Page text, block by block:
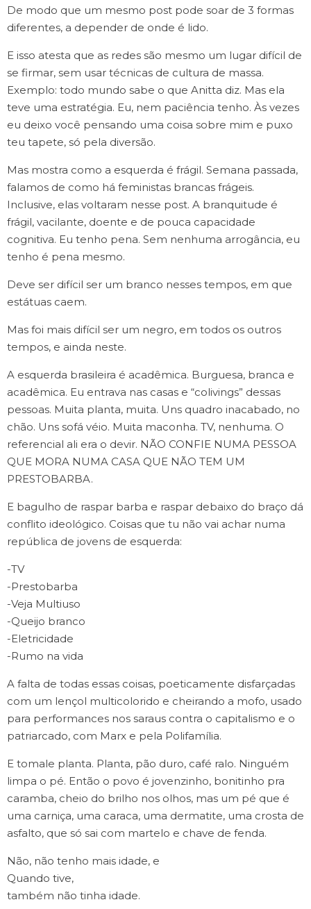
De modo que um mesmo post pode soar de 3 formas
diferentes, a depender de onde é lido.
E isso atesta que as redes são mesmo um lugar difícil de
se firmar, sem usar técnicas de cultura de massa.
Exemplo: todo mundo sabe o que Anitta diz. Mas ela
teve uma estratégia. Eu, nem paciência tenho. Às vezes
eu deixo você pensando uma coisa sobre mim e puxo
teu tapete, só pela diversão.
Mas mostra como a esquerda é frágil. Semana passada,
falamos de como há feministas brancas frágeis.
Inclusive, elas voltaram nesse post. A branquitude é
frágil, vacilante, doente e de pouca capacidade
cognitiva. Eu tenho pena. Sem nenhuma arrogância, eu
tenho é pena mesmo.
Deve ser difícil ser um branco nesses tempos, em que
estátuas caem.
Mas foi mais difícil ser um negro, em todos os outros
tempos, e ainda neste.
A esquerda brasileira é acadêmica. Burguesa, branca e
acadêmica. Eu entrava nas casas e “colivings” dessas
pessoas. Muita planta, muita. Uns quadro inacabado, no
chão. Uns sofá véio. Muita maconha. TV, nenhuma. O
referencial ali era o devir. NÃO CONFIE NUMA PESSOA
QUE MORA NUMA CASA QUE NÃO TEM UM
PRESTOBARBA.
E bagulho de raspar barba e raspar debaixo do braço dá
conflito ideológico. Coisas que tu não vai achar numa
república de jovens de esquerda:
-TV
-Prestobarba
-Veja Multiuso
-Queijo branco
-Eletricidade
-Rumo na vida
A falta de todas essas coisas, poeticamente disfarçadas
com um lençol multicolorido e cheirando a mofo, usado
para performances nos saraus contra o capitalismo e o
patriarcado, com Marx e pela Polifamília.
E tomale planta. Planta, pão duro, café ralo. Ninguém
limpa o pé. Então o povo é jovenzinho, bonitinho pra
caramba, cheio do brilho nos olhos, mas um pé que é
uma carniça, uma caraca, uma dermatite, uma crosta de
asfalto, que só sai com martelo e chave de fenda.
Não, não tenho mais idade, e
Quando tive,
também não tinha idade.